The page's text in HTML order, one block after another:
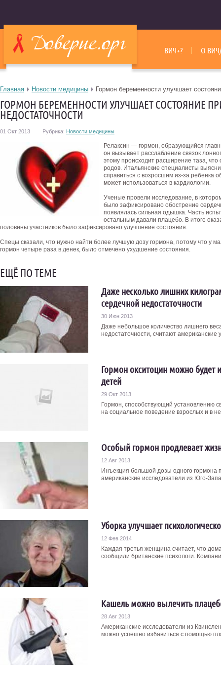
ВИЧ+? О
Главная Новости медицины Гормон беременности улучшает
ГОРМОН БЕРЕМЕННОСТИ УЛУЧШАЕТ СОСТОЯНИЕ
НЕДОСТАТОЧНОСТИ
01 Окт 2013 Рубрика: Новости медицины
Релаксин — гормон, образующийся
он вызывает расслабление связок
этому происходит расширение таза,
родов. Итальянские специалисты
справиться с возросшим из-за ребенка
может использоваться в кардиологии.
Ученые провели исследование, в
было зафиксировано обострение
появлялась сильная одышка. Часть
остальным давали плацебо. В итоге
половины участников было зафиксировано улучшение состояния.
Спецы сказали, что нужно найти более лучшую дозу гормона, потому что у
гормон четыре раза в денек, было отмечено ухудшение состояния.
ЕЩЁ ПО ТЕМЕ
Даже несколько лишних
сердечной недостаточности
30 Июн 2013
Даже небольшое количество лишнего
недостаточности, считают американские
Гормон окситоцин можно будет
детей
29 Окт 2013
Гормон, способствующий установлению
на социальное поведение взрослых и в
Особый гормон продлевает
12 Авг 2013
Инъекция большой дозы одного гормона
американские исследователи из Юго-
Уборка улучшает
12 Фев 2014
Каждая третья женщина считает, что
сообщили британские психологи.
Кашель можно вылечить
28 Авг 2013
Американские исследователи из
можно успешно избавиться с помощью